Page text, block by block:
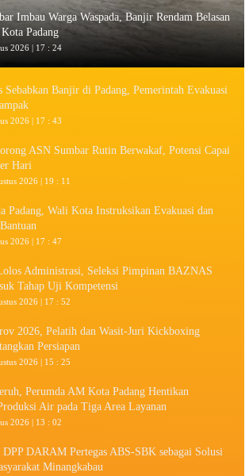
Imbau Warga Waspada, Banjir Rendam Belasan
Padang
2026 | 17 : 24
Sebabkan Banjir di Padang, Pemerintah Evakuasi
2026 | 17 : 43
ASN Sumbar Rutin Berwakaf, Potensi Capai
Hari
2026 | 19 : 11
Padang, Wali Kota Instruksikan Evakuasi dan
2026 | 17 : 47
Administrasi, Seleksi Pimpinan BAZNAS
Tahap Uji Kompetensi
2026 | 17 : 52
2026, Pelatih dan Wasit-Juri Kickboxing
Persiapan
2026 | 15 : 25
Perumda AM Kota Padang Hentikan
Air pada Tiga Area Layanan
2026 | 13 : 02
DARAM Pertegas ABS-SBK sebagai Solusi
Minangkabau